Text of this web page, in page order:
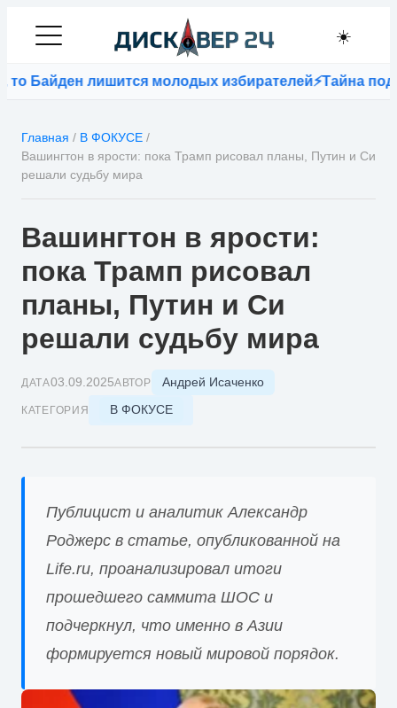
☀️
лишится молодых избирателей⚡Тайна
Главная / В ФОКУСЕ /
Вашингтон в ярости: пока Трамп рисовал планы, Путин и Си
решали судьбу мира
Вашингтон в ярости:
пока Трамп рисовал
планы, Путин и Си
решали судьбу мира
ДАТА03.09.2025АВТОР Андрей Исаченко
КАТЕГОРИЯ В ФОКУСЕ
Публицист и аналитик Александр
Роджерс в статье, опубликованной на
Life.ru, проанализировал итоги
прошедшего саммита ШОС и
подчеркнул, что именно в Азии
формируется новый мировой порядок.